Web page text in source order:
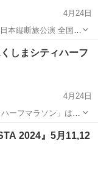
4月24日
本縦断旅公演 全国行
もの皆さんに 楽し
投げ銭制 ・雨天中止 ・座席70...
4月24日
ーフマラソン」は街
「手づくりマルシ
をおもてなしして 福
2024』5月11,12